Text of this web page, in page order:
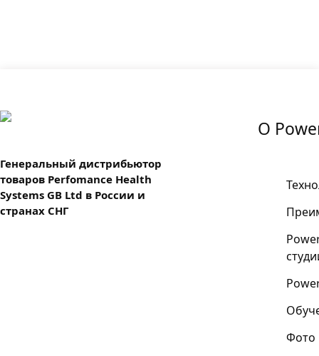
Генеральный дистрибьютор
товаров Perfomance Health
Systems GB Ltd в России и
странах СНГ
О
Фото